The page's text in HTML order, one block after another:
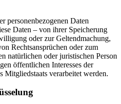
personenbezogenen Daten
Daten – von ihrer Speicherung
oder zur Geltendmachung,
Rechtsansprüchen oder zum
natürlichen oder juristischen Person
öffentlichen Interesses der
Mitgliedstaats verarbeitet werden.